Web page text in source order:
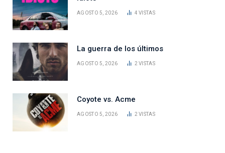
AGOSTO 5, 2026 4VISTAS
La guerra de los últimos
AGOSTO 5, 2026 2VISTAS
Coyote vs. Acme
AGOSTO 5, 2026 2VISTAS